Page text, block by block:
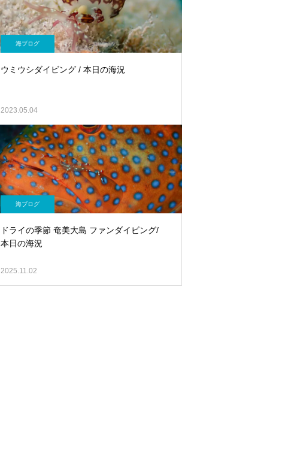
海ブログ
ウミウシダイビング / 本日の海況
2023.05.04
海ブログ
ドライの季節 奄美大島 ファンダイビング/
本日の海況
2025.11.02